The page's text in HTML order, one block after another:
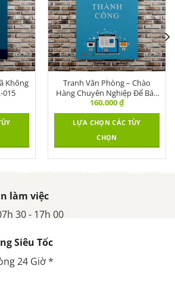
Không
015
Tranh Văn Phòng – Chào
Hàng Chuyên Nghiệp Để Bán
Hàng – DL-004
160.000₫
LỰA CHỌN CÁC TÙY
CHỌN
làm việc
30 - 17h 00
Siêu Tốc
24 Giờ *